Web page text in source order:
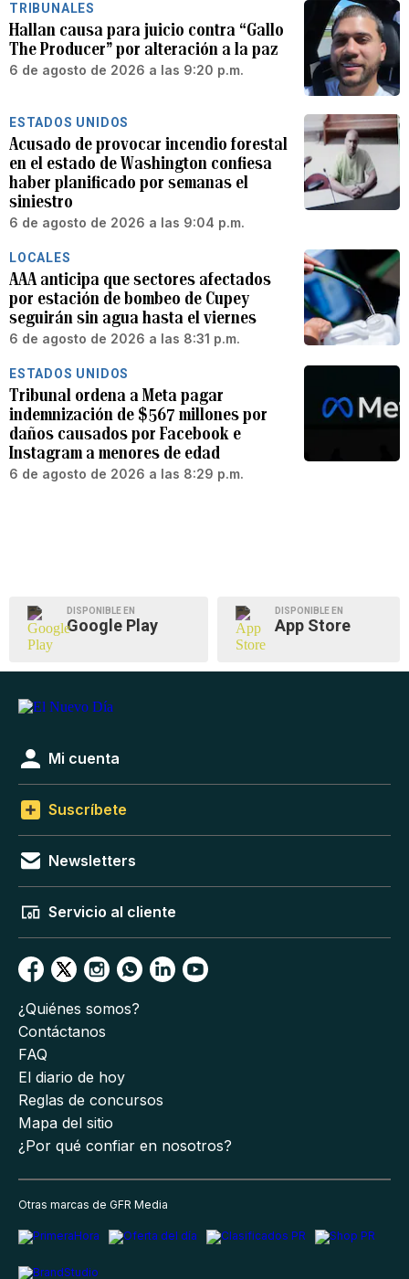
TRIBUNALES
Hallan causa para juicio contra “Gallo
The Producer” por alteración a la paz
6 de agosto de 2026 a las 9:20 p.m.
ESTADOS UNIDOS
Acusado de provocar incendio forestal
en el estado de Washington confiesa
haber planificado por semanas el
siniestro
6 de agosto de 2026 a las 9:04 p.m.
LOCALES
AAA anticipa que sectores afectados
por estación de bombeo de Cupey
seguirán sin agua hasta el viernes
6 de agosto de 2026 a las 8:31 p.m.
ESTADOS UNIDOS
Tribunal ordena a Meta pagar
indemnización de $567 millones por
daños causados por Facebook e
Instagram a menores de edad
6 de agosto de 2026 a las 8:29 p.m.
DISPONIBLE EN
Google Play
DISPONIBLE EN
App Store
Mi cuenta
Suscríbete
Newsletters
Servicio al cliente
¿Quiénes somos?
Contáctanos
FAQ
El diario de hoy
Reglas de concursos
Mapa del sitio
¿Por qué confiar en nosotros?
Otras marcas de GFR Media